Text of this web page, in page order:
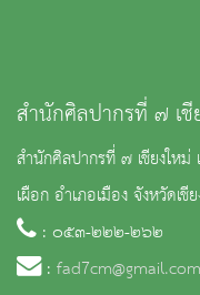
สำนักศิลปากรที่ ๗ เชี
สำนักศิลปากรที่ ๗ เชียงให
เผือก อำเภอเมือง จังหวัดเชี
: ๐๕๓-๒๒๒-๒๖๒
: fad7cm@gmail.com